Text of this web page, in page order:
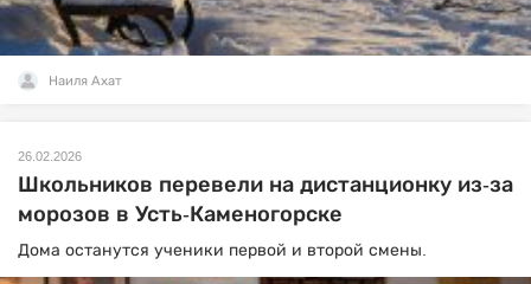
Наиля Ахат
26.02.2026
Школьников перевели на дистанционку из-за
морозов в Усть-Каменогорске
Дома останутся ученики первой и второй смены.